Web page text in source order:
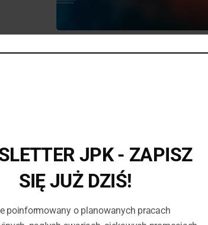
W JPK jesteśmy
świecie, swoboda i
powodu z ogromną
niezawodnością oraz
JPK - ZAPISZ
SIĘ JUŻ DZIŚ!
poinformowany o planowanych pracach